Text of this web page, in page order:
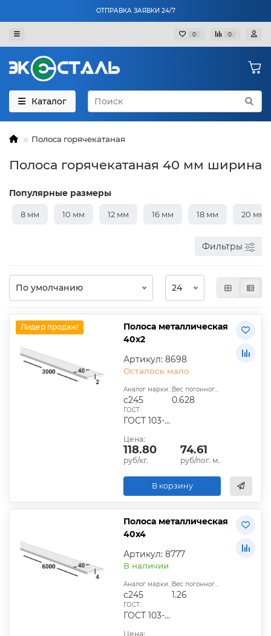
ОТПРАВКА ЗАЯВКИ 24/7
0 0
Каталог
Полоса горячекатаная
Полоса горячекатаная 40 мм ширина
Популярные размеры
8 мм 10 мм 12 мм 16 мм 18 мм 20 мм
Фильтры
Лидер продаж!
Полоса металлическая
40х2
Артикул: 8698
Осталось мало
Аналог марки стали:
с245
Вес погонного метра, кг:
0.628
ГОСТ:
ГОСТ 103-2006, ГОСТ 1577-93, ГОСТ 4405-75
Цена:
118.80
руб/кг.
74.61
руб/пог. м.
В корзину
Полоса металлическая
40х4
Артикул: 8777
В наличии
Аналог марки стали:
с245
Вес погонного метра, кг:
1.26
ГОСТ:
ГОСТ 103-2006, ГОСТ 1577-93, ГОСТ 4405-75
Цена: